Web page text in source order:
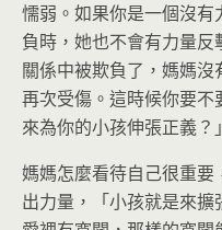
懦弱。如果你是一個沒
負時，她也不會有力量
關係中被欺負了，媽媽
再次受傷。這時候你要
來為你的小孩伸張正義？」
媽媽怎麼看待自己很重
出力量，「小孩就是來擴